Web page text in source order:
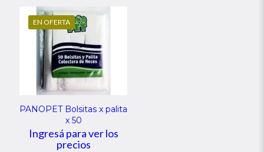
EN OFERTA
PANOPET Bolsitas x palita
x 50
Ingresá para ver los
precios